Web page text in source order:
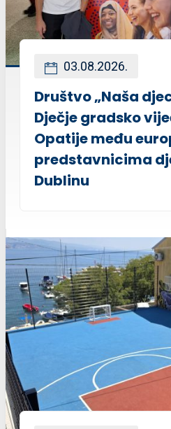
03.08.2026.
Društvo „Naša
Dječje gradsko
Opatije među
predstavnicima
Dublinu